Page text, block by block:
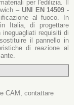
per l'edilizia. Il
– UNI EN 14509 -
al fuoco. In
Italia, di progettare
requisiti di
il pannello in
di reazione al
CAM, contattare